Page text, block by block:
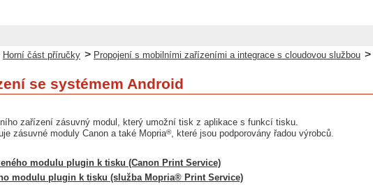
Horní část příručky > Propojení s mobilními zařízeními a integrace s cloudovou službou >
se systémem Android
zařízení zásuvný modul, který umožní tisk z aplikace s funkcí tisku.
zásuvné moduly Canon a také Mopria®, které jsou podporovány řadou výrobců.
modulu plugin k tisku (Canon Print Service)
modulu plugin k tisku (služba Mopria® Print Service)